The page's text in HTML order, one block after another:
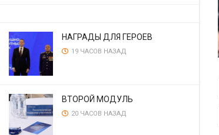
НАГРАДЫ ДЛЯ ГЕРОЕВ
19 ЧАСОВ НАЗАД
ВТОРОЙ МОДУЛЬ
20 ЧАСОВ НАЗАД